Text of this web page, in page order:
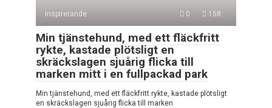
Inspirerande 0 158
Min tjänstehund, med ett fläckfritt
rykte, kastade plötsligt en
skräckslagen sjuårig flicka till
marken mitt i en fullpackad park
Min tjänstehund, med ett fläckfritt rykte, kastade plötsligt
en skräckslagen sjuårig flicka till marken